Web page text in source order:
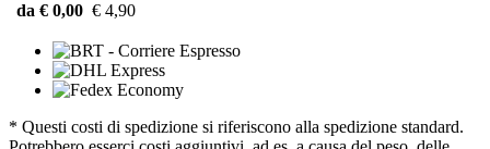
da € 0,00 € 4,90
* Questi costi di spedizione si riferiscono alla spedizione standard.